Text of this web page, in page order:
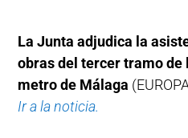
La Junta adjudica la
obras del tercer tramo de
metro de Málaga
Ir a la noticia.